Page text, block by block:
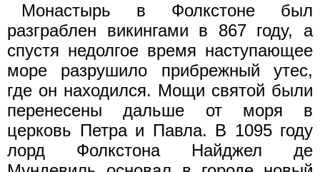
Монастырь в Фолкстоне был
разграблен викингами в 867 году, а
спустя недолгое время наступающее
море разрушило прибрежный утес,
где он находился. Мощи святой были
перенесены дальше от моря в
церковь Петра и Павла. В 1095 году
лорд Фолкстона Найджел де